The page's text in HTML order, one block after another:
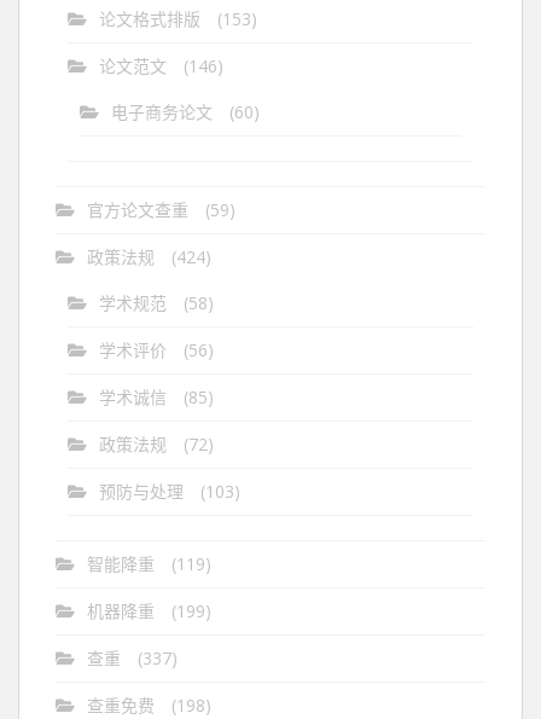
论文格式排版
(153)
论文范文
(146)
电子商务论文
(60)
官方论文查重 (59)
政策法规
(424)
学术规范
(58)
学术评价 (56)
学术诚信 (85)
政策法规 (72)
预防与处理 (103)
智能降重 (119)
机器降重 (199)
查重 (337)
查重免费 (198)